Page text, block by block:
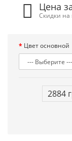
Цена
Скидки на
Цвет основной
2884